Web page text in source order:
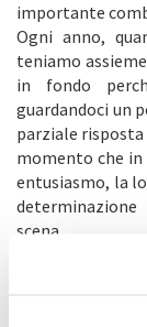
importante
Ogni anno,
teniamo
in fondo
guardandoci un
parziale
momento che
entusiasmo, la
scena.
A guardare
avuto il